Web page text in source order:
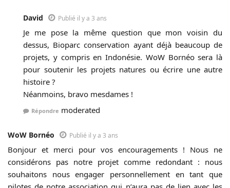
David Publié il y a 3 ans
Je me pose la même question que mon voisin du
dessus, Bioparc conservation ayant déjà beaucoup de
projets, y compris en Indonésie. WoW Bornéo sera là
pour soutenir les projets natures ou écrire une autre
histoire ?
Néanmoins, bravo mesdames !
Répondre moderated
WoW Bornéo Publié il y a 3 ans
Bonjour et merci pour vos encouragements ! Nous ne
considérons pas notre projet comme redondant : nous
souhaitons nous engager personnellement en tant que